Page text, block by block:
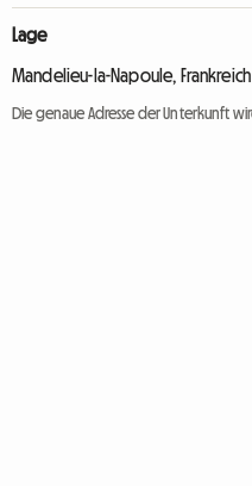
Lage
Mandelieu-la-Napoule, Frankreich
Die genaue Adresse der Unterkunft